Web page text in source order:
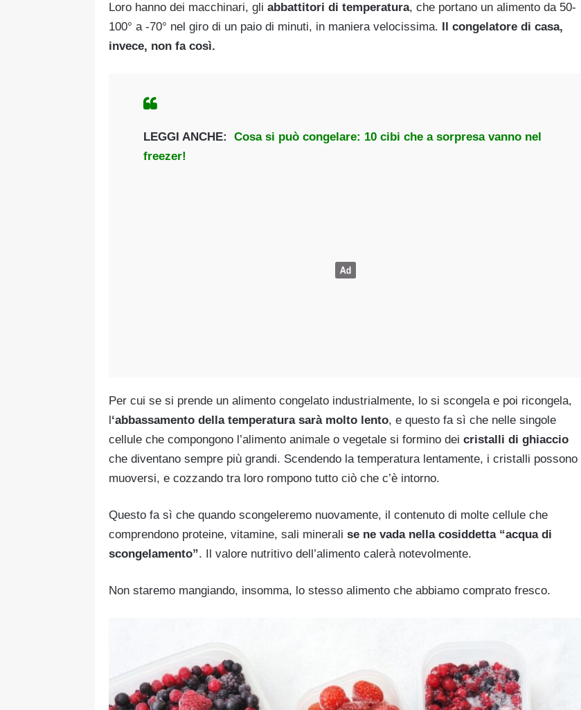
Loro hanno dei macchinari, gli abbattitori di temperatura, che portano un alimento da 50-
100° a -70° nel giro di un paio di minuti, in maniera velocissima.
Il congelatore di casa,
invece, non fa così.
LEGGI ANCHE: Cosa si può congelare: 10 cibi che a sorpresa vanno nel
freezer!
Per cui se si prende un alimento congelato industrialmente, lo si scongela e poi ricongela,
‘abbassamento della temperatura sarà molto lento, e questo fa sì che nelle singole
cellule che compongono l’alimento animale o vegetale si formino dei cristalli di ghiaccio
che diventano sempre più grandi. Scendendo la temperatura lentamente, i cristalli possono
muoversi, e cozzando tra loro rompono tutto ciò che c’è intorno.
Questo fa sì che quando scongeleremo nuovamente, il contenuto di molte cellule che
comprendono proteine, vitamine, sali minerali se ne vada nella cosiddetta “acqua di
scongelamento”. Il valore nutritivo dell’alimento calerà notevolmente.
Non staremo mangiando, insomma, lo stesso alimento che abbiamo comprato fresco.